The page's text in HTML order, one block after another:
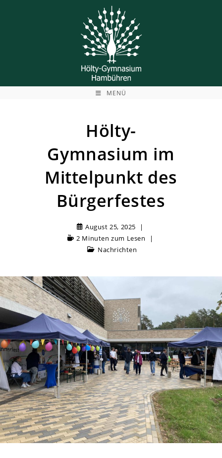
MENÜ
Hölty-
Gymnasium im
Mittelpunkt des
Bürgerfestes
August 25, 2025
2 Minuten zum Lesen
Nachrichten